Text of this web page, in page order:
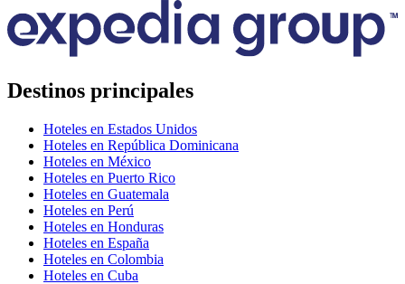
Destinos principales
Hoteles en Estados Unidos
Hoteles en República Dominicana
Hoteles en México
Hoteles en Puerto Rico
Hoteles en Guatemala
Hoteles en Perú
Hoteles en Honduras
Hoteles en España
Hoteles en Colombia
Hoteles en Cuba